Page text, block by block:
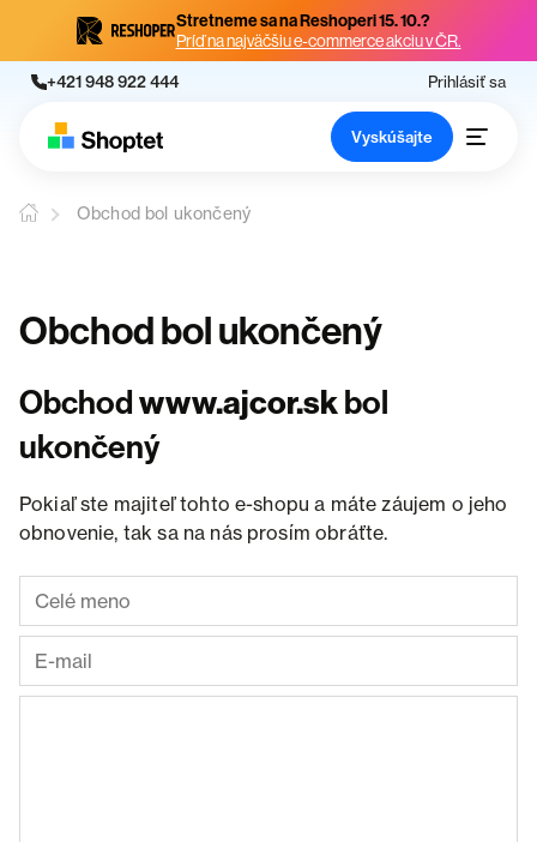
Stretneme sa na Reshoperi 15. 10.?
Príď na najväčšiu e-commerce akciu v ČR.
+421 948 922 444 Prihlásiť sa
Vyskúšajte
Obchod bol ukončený
Obchod bol ukončený
Obchodwww.ajcor.skbol
ukončený
Pokiaľ ste majiteľ tohto e-shopu a máte záujem o jeho
obnovenie, tak sa na nás prosím obráťte.